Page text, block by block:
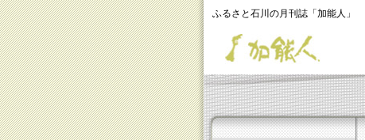
ふるさと石川の月刊誌「加能人」